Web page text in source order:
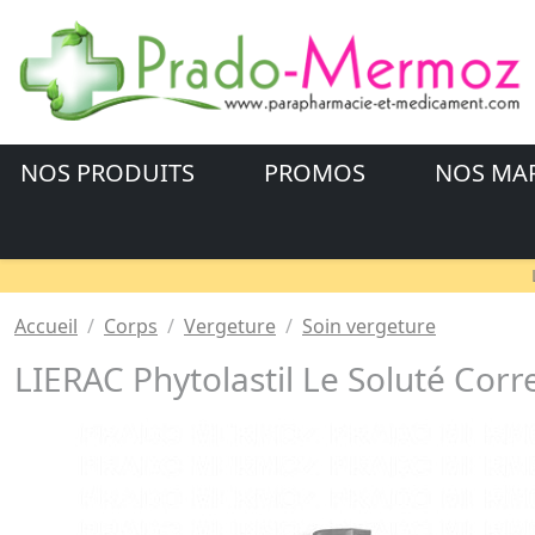
NOS PRODUITS PROMOS NOS
Accueil Corps Vergeture Soin vergeture
LIERAC Phytolastil Le Soluté